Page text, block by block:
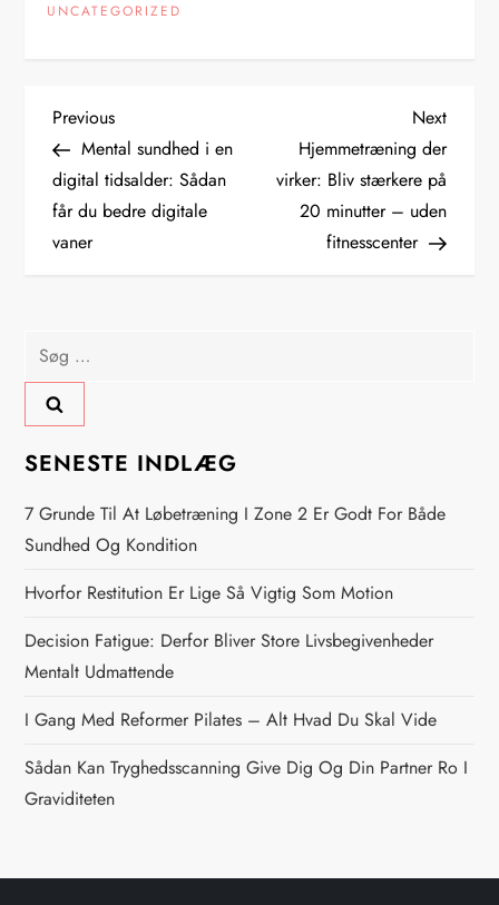
UNCATEGORIZED
I
n
d
g
s
a
v
i
g
a
t
Previous
Post
Previous
Mental sundhed i en
digital tidsalder: Sådan
får du bedre digitale
vaner
Next
Post
Next
Hjemmetræning der
virker: Bliv stærkere på
20 minutter – uden
fitnesscenter
Søg
efter:
SENESTE INDLÆG
7 Grunde Til At Løbetræning I Zone 2 Er Godt For Både
Sundhed Og Kondition
Hvorfor Restitution Er Lige Så Vigtig Som Motion
Decision Fatigue: Derfor Bliver Store Livsbegivenheder
Mentalt Udmattende
I Gang Med Reformer Pilates – Alt Hvad Du Skal Vide
Sådan Kan Tryghedsscanning Give Dig Og Din Partner Ro I
Graviditeten